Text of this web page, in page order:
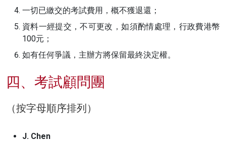
一切已繳交的考試費用，概不獲退還；
資料一經提交，不可更改，如須酌情處理，行政費港幣
100元；
如有任何爭議，主辦方將保留最終決定權。
四、考試顧問團
（按字母順序排列）
J. Chen